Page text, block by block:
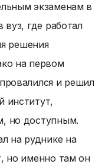
экзаменам в
где работал
решения
на первом
и решил
институт,
но доступным.
на руднике на
но именно там он